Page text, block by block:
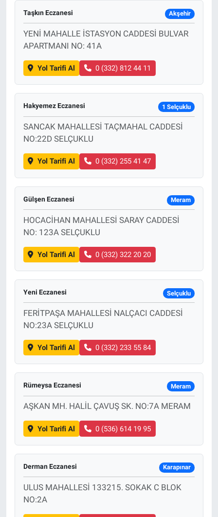
Taşkın Eczanesi Akşehir
YENİ MAHALLE İSTASYON CADDESİ BULVAR
APARTMANI NO: 41A
Yol Tarifi Al 0 (332) 812 44 11
Hakyemez Eczanesi 1 Selçuklu
SANCAK MAHALLESİ TAÇMAHAL CADDESİ
NO:22D SELÇUKLU
Yol Tarifi Al 0 (332) 255 41 47
Gülşen Eczanesi Meram
HOCACİHAN MAHALLESİ SARAY CADDESİ
NO: 123A SELÇUKLU
Yol Tarifi Al 0 (332) 322 20 20
Yeni Eczanesi Selçuklu
FERİTPAŞA MAHALLESİ NALÇACI CADDESİ
NO:23A SELÇUKLU
Yol Tarifi Al 0 (332) 233 55 84
Rümeysa Eczanesi Meram
AŞKAN MH. HALİL ÇAVUŞ SK. NO:7A MERAM
Yol Tarifi Al 0 (536) 614 19 95
Derman Eczanesi Karapınar
ULUS MAHALLESİ 133215. SOKAK C BLOK
NO:2A